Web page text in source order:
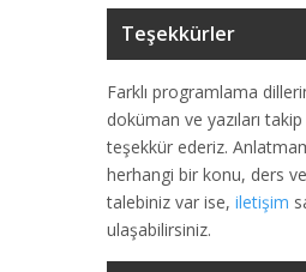
Teşekkürler
Farklı programlama
doküman ve yazıları
teşekkür ederiz.
herhangi bir konu, ders
talebiniz var ise, iletişim
ulaşabilirsiniz.